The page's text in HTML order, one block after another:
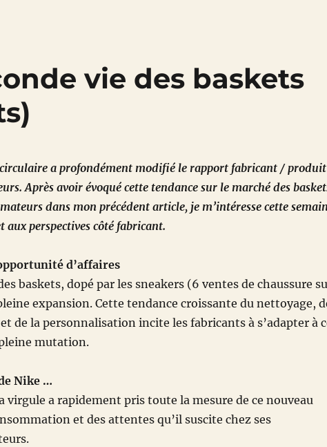
vie des baskets
circulaire a profondément modifié le rapport fabricant /
Après avoir évoqué cette tendance sur le marché des
dans mon précédent article, je m’intéresse cette
aux perspectives côté fabricant.
d’affaires
baskets, dopé par les sneakers (6 ventes de chaussure
expansion. Cette tendance croissante du nettoyage,
de la personnalisation incite les fabricants à s’adapter à
mutation.
Nike …
virgule a rapidement pris toute la mesure de ce nouveau
et des attentes qu’il suscite chez ses